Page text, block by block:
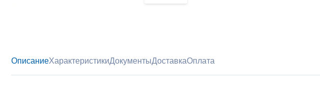
ОписаниеХарактеристикиДокументыДоставкаОплата